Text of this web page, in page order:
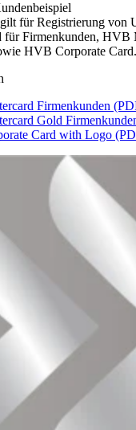
für Registrierung von
für Firmenkunden, HVB
HVB Corporate Card.
Firmenkunden
Gold
Card with Logo